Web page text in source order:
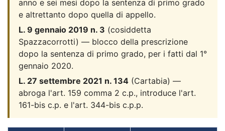
anno e sei mesi dopo la sentenza di primo grado
e altrettanto dopo quella di appello.
L. 9 gennaio 2019 n. 3 (cosiddetta
Spazzacorrotti) — blocco della prescrizione
dopo la sentenza di primo grado, per i fatti dal 1°
gennaio 2020.
L. 27 settembre 2021 n. 134 (Cartabia) —
abroga l'art. 159 comma 2 c.p., introduce l'art.
161-bis c.p. e l'art. 344-bis c.p.p.